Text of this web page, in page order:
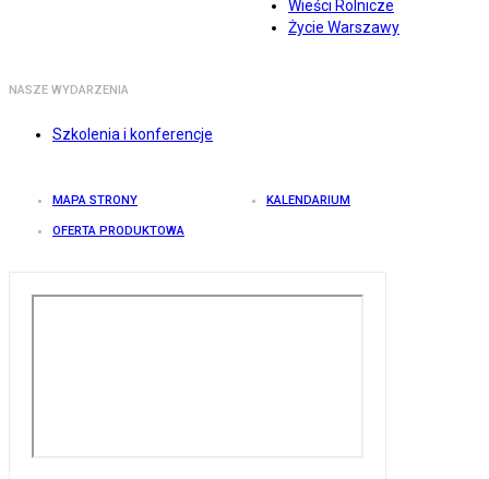
Wieści Rolnicze
Życie Warszawy
NASZE WYDARZENIA
Szkolenia i konferencje
MAPA STRONY KALENDARIUM
OFERTA PRODUKTOWA